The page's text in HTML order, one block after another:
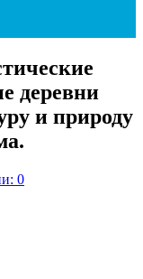
деревни
и природу
0